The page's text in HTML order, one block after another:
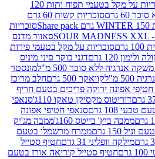
SKILLS DUO סוכריות על מקל בטעמי תפוח ותות 120
סוכריות קשות 60 גרם
סוכריות
סאוור מדנס
על מקל בטעמי פירות
דגני בוקר סיני מיניס
סוכר 500 מ"ל
מונסטר
קוואקר 500 גרם
חלב מרוכז
ירוקה פריכים בטעם חריף
מקסיקן טאקו 110ג'
סנאפי
סנאפי חטיפי אפונה
בייטס 160ג'
ממבה מג'יק
ממרח מרשמלו בטעם
31 גרם
חטיף סטייל
סטייל קוריאה אורז בטעם